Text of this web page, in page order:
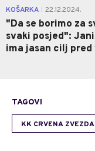
KOŠARKA 22.12.2024.
"Da se borimo za
svaki posjed":
ima jasan cilj
TAGOVI
KK CRVENA ZVEZDA